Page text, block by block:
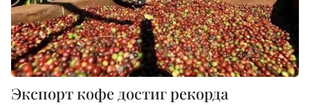
Экспорт кофе достиг рекорда